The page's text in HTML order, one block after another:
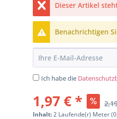
Dieser Artikel
Benachrichtigen
Ich habe die
1,97 € *
Inhalt:2 Laufende(r) Meter